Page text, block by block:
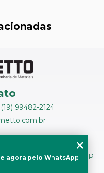
RADIAÇÃO
99482-2124
- Centro Piracicaba - SP -
126
agora pelo WhatsApp